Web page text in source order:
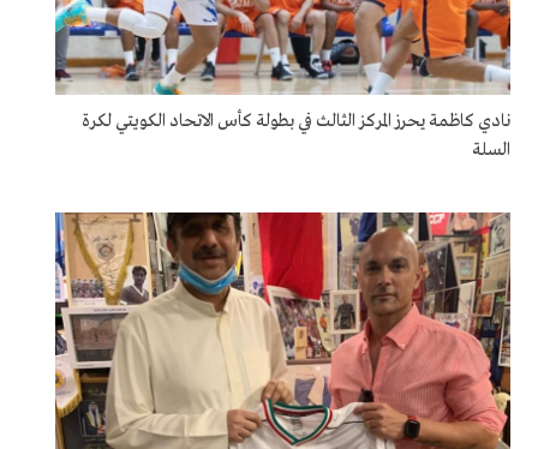
نادي كاظمة يحرز المركز الثالث في بطولة كأس الاتحاد الكويتي لكرة
السلة